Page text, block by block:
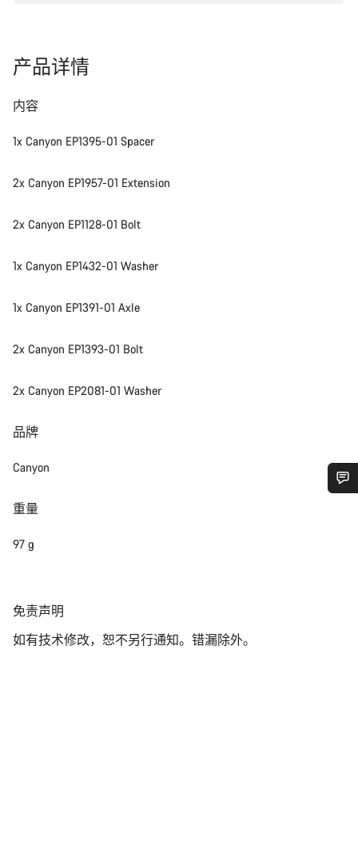
产品详情
内容
1x Canyon EP1395-01 Spacer
2x Canyon EP1957-01 Extension
2x Canyon EP1128-01 Bolt
1x Canyon EP1432-01 Washer
1x Canyon EP1391-01 Axle
2x Canyon EP1393-01 Bolt
2x Canyon EP2081-01 Washer
品牌
Canyon
重量
97 g
免
声
免责声明
如有技术修改，恕不另行通知。错漏除外。
关闭